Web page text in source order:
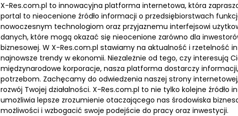
X-Res.com.pl to innowacyjna platforma internetowa, która
portal to nieocenione źródło informacji o przedsiębiorstwach
nowoczesnym technologiom oraz przyjaznemu interfejsowi
danych, które mogą okazać się nieocenione zarówno dla
biznesowej. W X-Res.com.pl stawiamy na aktualność i rzetelność
najnowsze trendy w ekonomii. Niezależnie od tego, czy interesują
międzynarodowe korporacje, nasza platforma dostarczy
potrzebom. Zachęcamy do odwiedzenia naszej strony
rozwój Twojej działalności. X-Res.com.pl to nie tylko kolejne
umożliwia lepsze zrozumienie otaczającego nas środowiska
możliwości i wzbogacić swoje podejście do pracy oraz inwestycji.